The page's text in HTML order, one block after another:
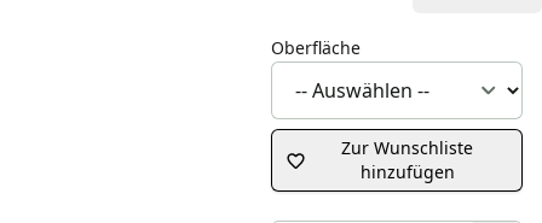
Oberfläche
Zur Wunschliste
hinzufügen